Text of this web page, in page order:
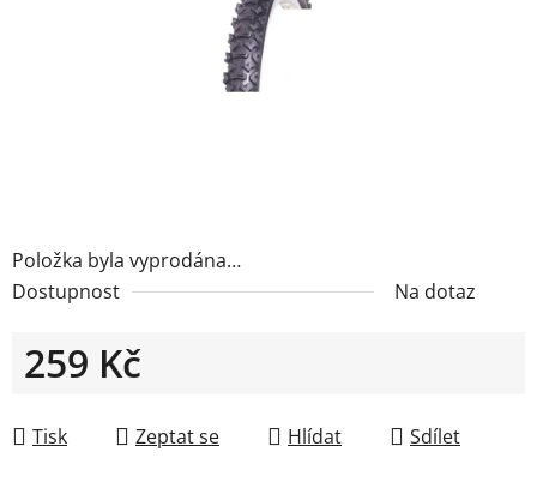
Položka byla vyprodána…
Dostupnost
Na dotaz
259 Kč
Tisk
Zeptat se Hlídat Sdílet